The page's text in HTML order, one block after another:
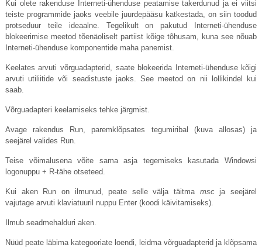
Kui olete rakenduse Interneti-ühenduse peatamise takerdunud ja ei viitsi
teiste programmide jaoks veebile juurdepääsu katkestada, on siin toodud
protseduur teile ideaalne. Tegelikult on pakutud Interneti-ühenduse
blokeerimise meetod tõenäoliselt partiist kõige tõhusam, kuna see nõuab
Interneti-ühenduse komponentide maha panemist.
Keelates arvuti võrguadapterid, saate blokeerida Interneti-ühenduse kõigi
arvuti utiliitide või seadistuste jaoks. See meetod on nii lollikindel kui
saab.
Võrguadapteri keelamiseks tehke järgmist.
Avage rakendus Run, paremklõpsates tegumiribal (kuva allosas) ja
seejärel valides Run.
Teise võimalusena võite sama asja tegemiseks kasutada Windowsi
logonuppu + R-tähe otseteed.
Kui aken Run on ilmunud, peate selle välja täitma mscja seejärel
vajutage arvuti klaviatuuril nuppu Enter (koodi käivitamiseks).
Ilmub seadmehalduri aken.
Nüüd peate läbima kategooriate loendi, leidma võrguadapterid ja klõpsama